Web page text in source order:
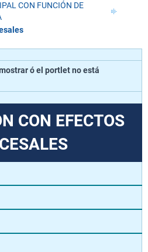
CON FUNCIÓN DE
ó el portlet no está
CON EFECTOS